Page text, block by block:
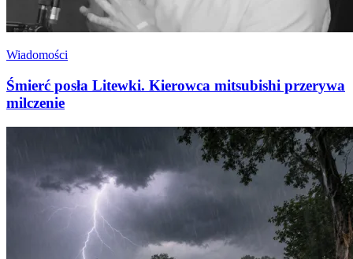
Wiadomości
Śmierć posła Litewki. Kierowca mitsubishi przerywa
milczenie